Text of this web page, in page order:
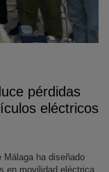
pérdidas
eléctricos
Málaga ha diseñado
en movilidad eléctrica